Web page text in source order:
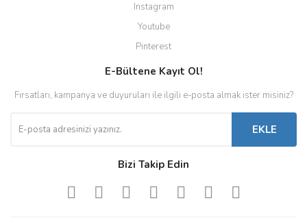
Instagram
Youtube
Pinterest
E-Bültene Kayıt Ol!
Fırsatları, kampanya ve duyuruları ile ilgili e-posta almak ister misiniz?
EKLE
Bizi Takip Edin